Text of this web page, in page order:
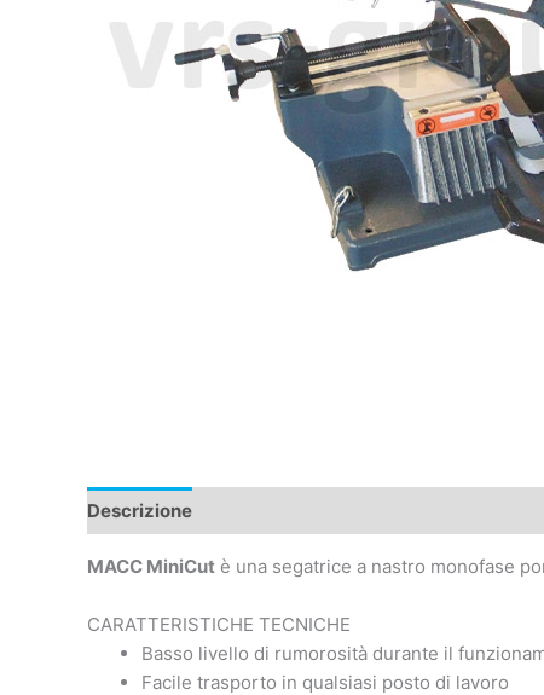
Descrizione
MACC MiniCut è una segatrice a nastro monofase
CARATTERISTICHE TECNICHE
Basso livello di rumorosità durante il
Facile trasporto in qualsiasi posto di lavoro